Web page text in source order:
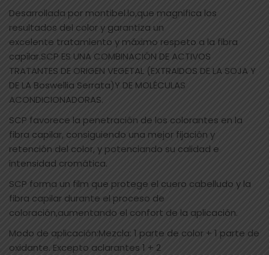
Desarrollada por montibel.lo,que magnifica los
resultados del color y garantiza un
excelente tratamiento y máximo respeto a la fibra
capilar.SCP ES UNA COMBINACIÓN DE ACTIVOS
TRATANTES DE ORIGEN VEGETAL (EXTRAIDOS DE LA SOJA Y
DE LA Boswellia Serrata)Y DE MOLÉCULAS
ACONDICIONADORAS.
SCP favorece la penetración de los colorantes en la
fibra capilar, consiguiendo una mejor fijación y
retención del color, y potenciando su calidad e
intensidad cromática.
SCP forma un film que protege el cuero cabelludo y la
fibra capilar durante el proceso de
coloración,aumentando el confort de la aplicación.
Modo de aplicación:Mezcla: 1 parte de color + 1 parte de
oxidante. Excepto aclarantes 1 + 2